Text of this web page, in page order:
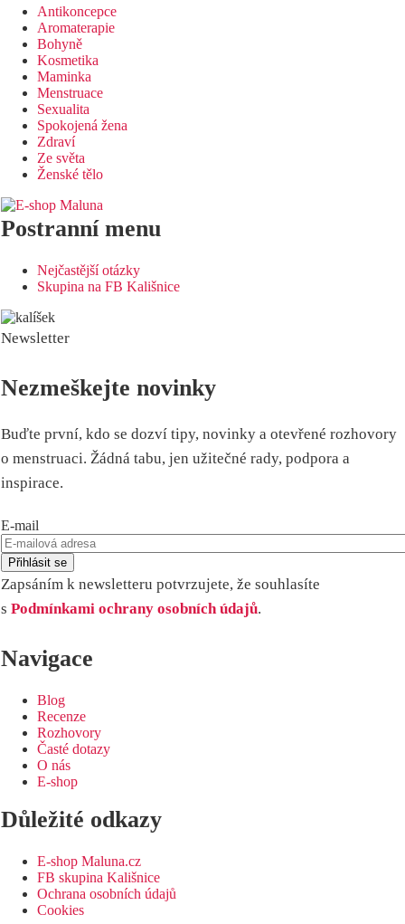
Antikoncepce
Aromaterapie
Bohyně
Kosmetika
Maminka
Menstruace
Sexualita
Spokojená žena
Zdraví
Ze světa
Ženské tělo
Postranní menu
Nejčastější otázky
Skupina na FB Kališnice
Newsletter
Nezmeškejte novinky
Buďte první, kdo se dozví tipy, novinky a otevřené rozhovory
o menstruaci. Žádná tabu, jen užitečné rady, podpora a
inspirace.
E-mail
Zapsáním k newsletteru potvrzujete, že souhlasíte
s Podmínkami ochrany osobních údajů.
Navigace
Blog
Recenze
Rozhovory
Časté dotazy
O nás
E-shop
Důležité odkazy
E-shop Maluna.cz
FB skupina Kališnice
Ochrana osobních údajů
Cookies